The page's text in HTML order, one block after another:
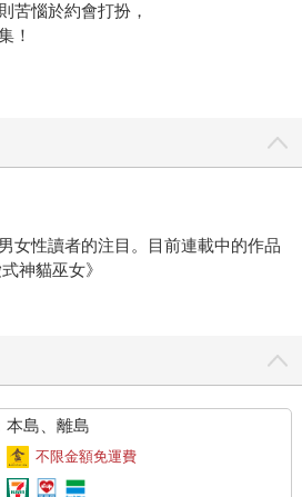
苦惱於約會打扮，
！
女性讀者的注目。目前連載中的作品
神貓巫女》
本島、離島
不限金額免運費